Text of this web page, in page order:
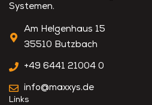
Systemen.
Am Helgenhaus 15
35510 Butzbach
+49 6441 21004 0
info@maxxys.de
Links